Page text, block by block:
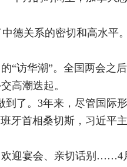
德关系的密切和高水平
“访华潮”。全国两会之后
高潮迭起。
了。3年来，尽管国际
牙首相桑切斯，习近平
迎宴会、亲切话别……4